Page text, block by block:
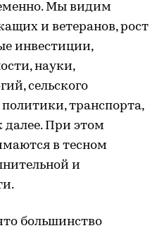
Мы видим
и ветеранов, рост
инвестиции,
науки,
сельского
транспорта,
далее. При этом
в тесном
и
большинство